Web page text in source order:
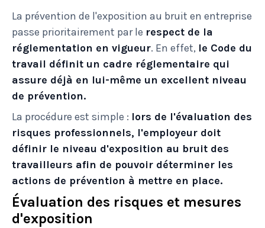
La prévention de l'exposition au bruit en entreprise
passe prioritairement par le respect de la
réglementation en vigueur. En effet, le Code du
travail définit un cadre réglementaire qui
assure déjà en lui-même un excellent niveau
de prévention.
La procédure est simple : lors de l'évaluation des
risques professionnels, l'employeur doit
définir le niveau d'exposition au bruit des
travailleurs afin de pouvoir déterminer les
actions de prévention à mettre en place.
Évaluation des risques et mesures
d'exposition